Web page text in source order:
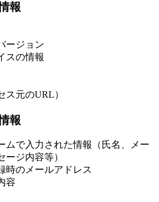
報
ージョン
スの情報
ス元のURL）
報
ムで入力された情報（氏名、メー
ージ内容等）
時のメールアドレス
容